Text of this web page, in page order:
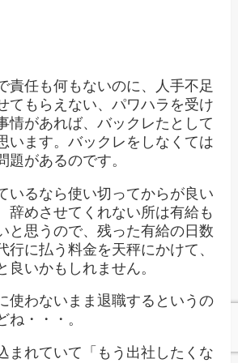
責任も何もないのに、人手不足
てもらえない、パワハラを受け
情があれば、バックレたとして
います。バックレをしなくては
題があるのです。
いるなら使い切ってからが良い
辞めさせてくれない所は有給も
と思うので、残った有給の日数
行に払う料金を天秤にかけて、
良いかもしれません。
使わないまま退職するというの
ね・・・。
まれていて「もう出社したくな